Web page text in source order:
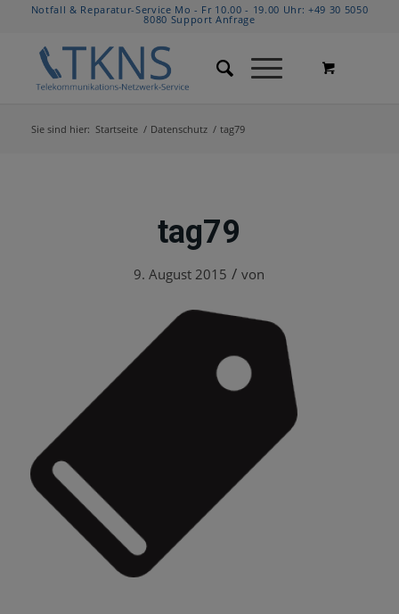
Notfall & Reparatur-Service Mo - Fr 10.00 - 19.00 Uhr:+49 30 5050
8080 Support Anfrage
Sie sind hier: Startseite / Datenschutz / tag79
tag79
9. August 2015 / von